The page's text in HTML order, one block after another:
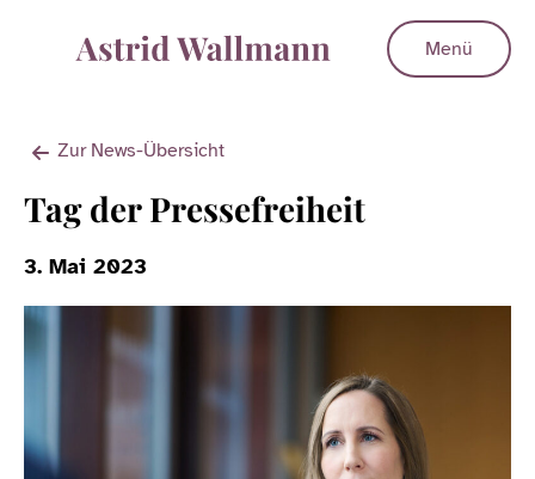
Menü
Zur News-Übersicht
Tag der Pressefreiheit
3. Mai 2023